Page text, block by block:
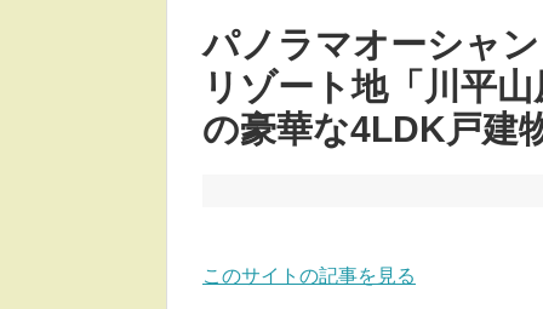
パノラマオーシャ
リゾート地「川平
の豪華な4LDK戸建
このサイトの記事を見る